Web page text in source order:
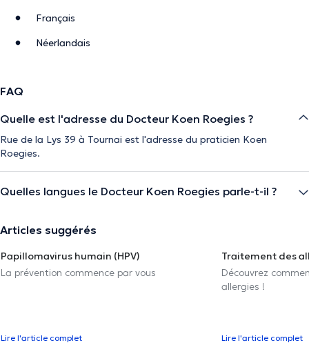
Français
Néerlandais
FAQ
Quelle est l'adresse du Docteur Koen Roegies ?
Rue de la Lys 39 à Tournai est l'adresse du praticien Koen
Roegies.
Quelles langues le Docteur Koen Roegies parle-t-il ?
Articles suggérés
Papillomavirus humain (HPV)
La prévention commence par vous
Lire l'article complet
Traitement des
Découvrez
allergies !
Lire l'article complet